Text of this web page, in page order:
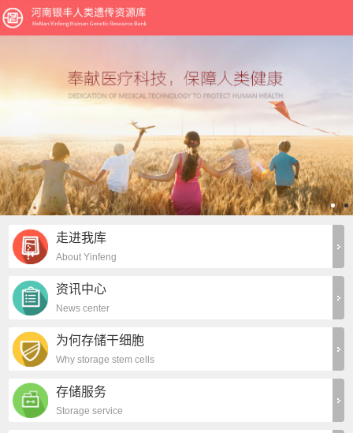
走进我库
About Yinfeng
资讯中心
News center
为何存储干细胞
Why storage stem cells
存储服务
Storage service